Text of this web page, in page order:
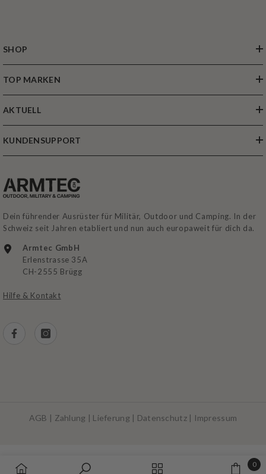
SHOP
TOP MARKEN
AKTUELL
KUNDENSUPPORT
Dein führender Ausrüster für Militär, Outdoor und Camping. In der
Schweiz seit Jahren etabliert und nun auch europaweit für dich da.
Armtec GmbH
Erlenstrasse 35A
CH-2555 Brügg
Hilfe & Kontakt
AGB | Zahlung | Lieferung | Datenschutz| Impressum
0